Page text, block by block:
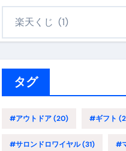
目的別に失敗しない
散り対策の選び方
タグ
#アウトドア(20) #ギフト
#サロンドロワイヤル(31) #